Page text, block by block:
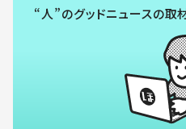
“人”のグッドニュースの取